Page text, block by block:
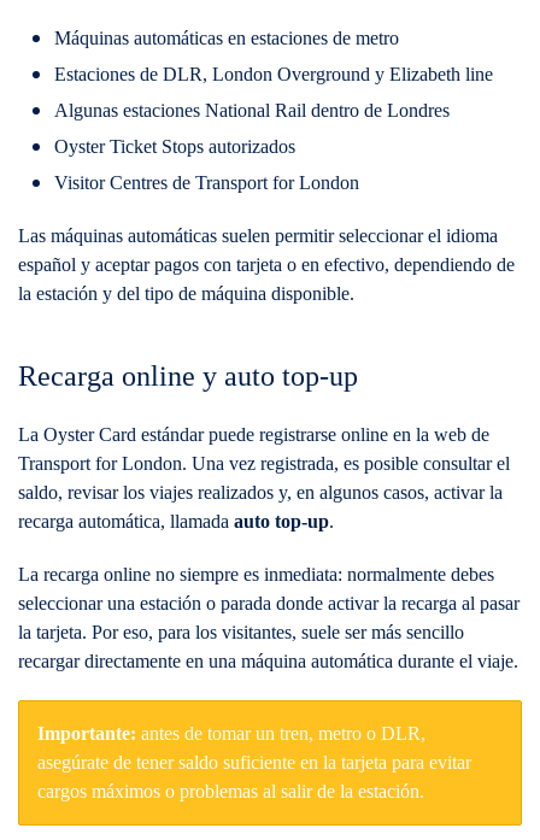
Máquinas automáticas en estaciones de metro
Estaciones de DLR, London Overground y Elizabeth line
Algunas estaciones National Rail dentro de Londres
Oyster Ticket Stops autorizados
Visitor Centres de Transport for London
Las máquinas automáticas suelen permitir seleccionar el idioma
español y aceptar pagos con tarjeta o en efectivo, dependiendo de
la estación y del tipo de máquina disponible.
Recarga online y auto top-up
La Oyster Card estándar puede registrarse online en la web de
Transport for London. Una vez registrada, es posible consultar el
saldo, revisar los viajes realizados y, en algunos casos, activar la
recarga automática, llamada auto top-up.
La recarga online no siempre es inmediata: normalmente debes
seleccionar una estación o parada donde activar la recarga al pasar
la tarjeta. Por eso, para los visitantes, suele ser más sencillo
recargar directamente en una máquina automática durante el viaje.
Importante: antes de tomar un tren, metro o DLR,
asegúrate de tener saldo suficiente en la tarjeta para evitar
cargos máximos o problemas al salir de la estación.